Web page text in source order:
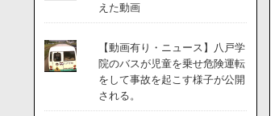
えた動画
【動画有り・ニュース】八戸学
院のバスが児童を乗せ危険運転
をして事故を起こす様子が公開
される。